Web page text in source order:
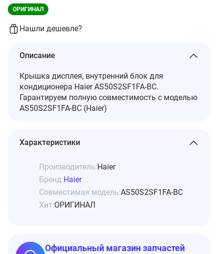
ОРИГИНАЛ
Нашли дешевле?
Описание
Крышка дисплея, внутренний блок для
кондиционера Haier AS50S2SF1FA-BC.
Гарантируем полную совместимость с моделью
AS50S2SF1FA-BC (Haier)
Характеристики
Производитель:Haier
Бренд:Haier
Совместимая модель:AS50S2SF1FA-BC
Хит:ОРИГИНАЛ
Официальный магазин запчастей